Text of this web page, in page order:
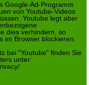
Google-Ad-Programm
von Youtube-Videos
Youtube legt aber
dies verhindern, so
im Browser blockieren.
bei "Youtube" finden Sie
unter: